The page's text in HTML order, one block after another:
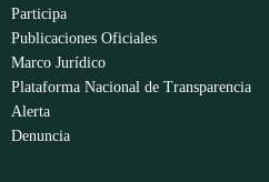
Participa
Publicaciones Oficiales
Marco Jurídico
Plataforma Nacional de Transparencia
Alerta
Denuncia